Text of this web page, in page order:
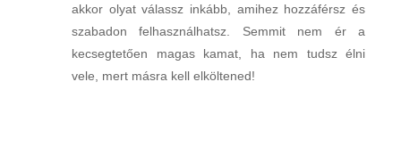
akkor olyat válassz inkább, amihez hozzáférsz és
szabadon felhasználhatsz. Semmit nem ér a
kecsegtetően magas kamat, ha nem tudsz élni
vele, mert másra kell elköltened!